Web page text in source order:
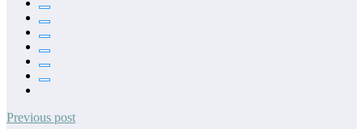
Previous post